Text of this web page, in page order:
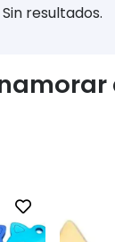
Sin resultados.